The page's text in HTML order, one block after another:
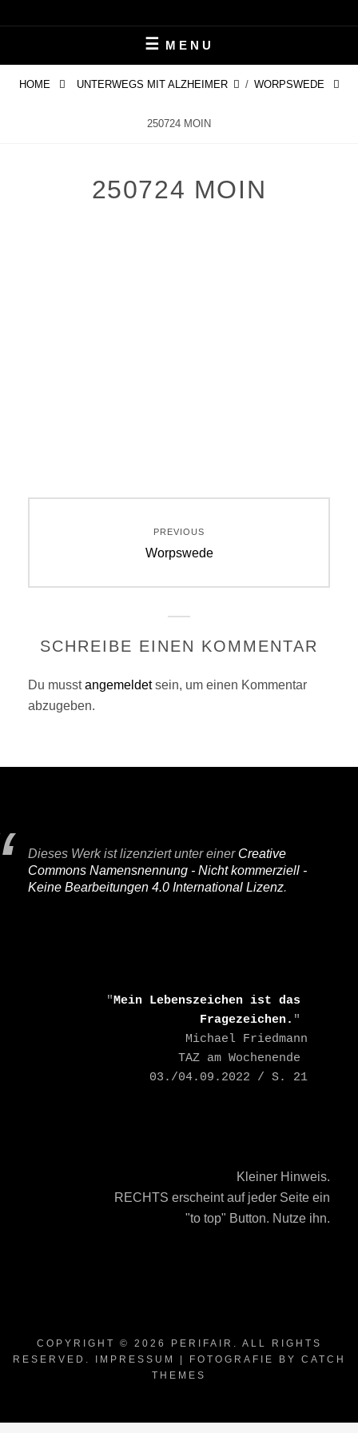
to
PERIFAIR
MENU
HOME UNTERWEGS MIT ALZHEIMER / WORPSWEDE
250724 MOIN
250724 MOIN
PREVIOUS
Previous
Worpswede
SCHREIBE EINEN KOMMENTAR
Du musstangemeldetsein, um einen Kommentar
abzugeben.
Dieses Werk ist lizenziert unter einer Creative
Commons Namensnennung - Nicht kommerziell -
Keine Bearbeitungen 4.0 International Lizenz.
    "
Mein Lebenszeichen ist das
Fragezeichen. "
03./04.09.2022 / S. 21
Kleiner Hinweis.
RECHTS erscheint auf jeder Seite ein
"to top" Button. Nutze ihn.
COPYRIGHT © 2026 PERIFAIR . ALL RIGHTS
RESERVED.
IMPRESSUM | FOTOGRAFIE BY CATCH
THEMES